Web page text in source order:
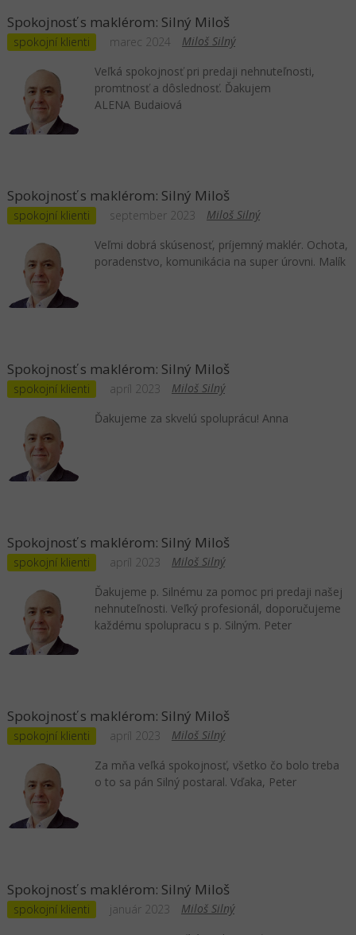
Spokojnosť s maklérom: Silný Miloš
spokojní klienti Miloš Silný
marec 2024
Veľká spokojnosť pri predaji nehnuteľnosti,
promtnosť a dôslednosť. Ďakujem
ALENA Budaiová
Spokojnosť s maklérom: Silný Miloš
spokojní klienti Miloš Silný
september 2023
Veľmi dobrá skúsenosť, príjemný maklér. Ochota,
poradenstvo, komunikácia na super úrovni. Malík
Spokojnosť s maklérom: Silný Miloš
spokojní klienti Miloš Silný
apríl 2023
Ďakujeme za skvelú spoluprácu! Anna
Spokojnosť s maklérom: Silný Miloš
spokojní klienti Miloš Silný
apríl 2023
Ďakujeme p. Silnému za pomoc pri predaji našej
nehnuteľnosti. Veľký profesionál, doporučujeme
každému spolupracu s p. Silným. Peter
Spokojnosť s maklérom: Silný Miloš
spokojní klienti Miloš Silný
apríl 2023
Za mňa veľká spokojnosť, všetko čo bolo treba
o to sa pán Silný postaral. Vďaka, Peter
Spokojnosť s maklérom: Silný Miloš
spokojní klienti Miloš Silný
január 2023